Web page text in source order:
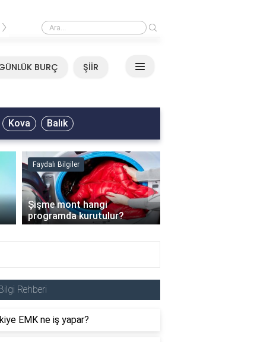
Mirkelam - Tavla Sözleri
›
BURÇ ŞİİR
Kova Balık
Faydalı Bilgiler
Şişme mont hangi
programda kurutulur?
›
Rehberi
EMK ne iş yapar?